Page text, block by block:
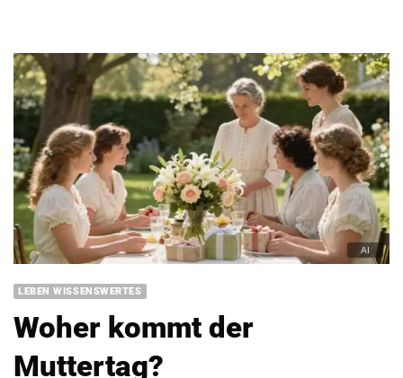
LEBEN WISSENSWERTES
Woher kommt der
Muttertag?